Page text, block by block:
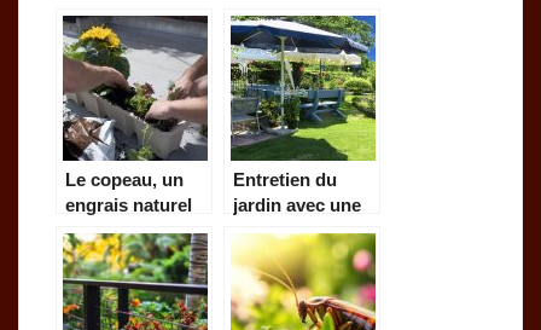
jardin
thermiques pour
votre jardin
Le copeau, un
engrais naturel
devenu très
tendance
Entretien du
jardin avec une
débroussailleuse